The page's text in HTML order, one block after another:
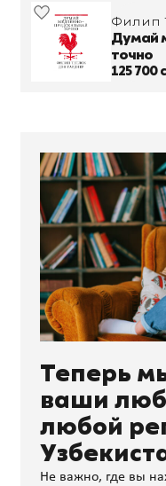
Филип
Думай
точно
125 700
Теперь
ваши
любой
Не важно, где вы